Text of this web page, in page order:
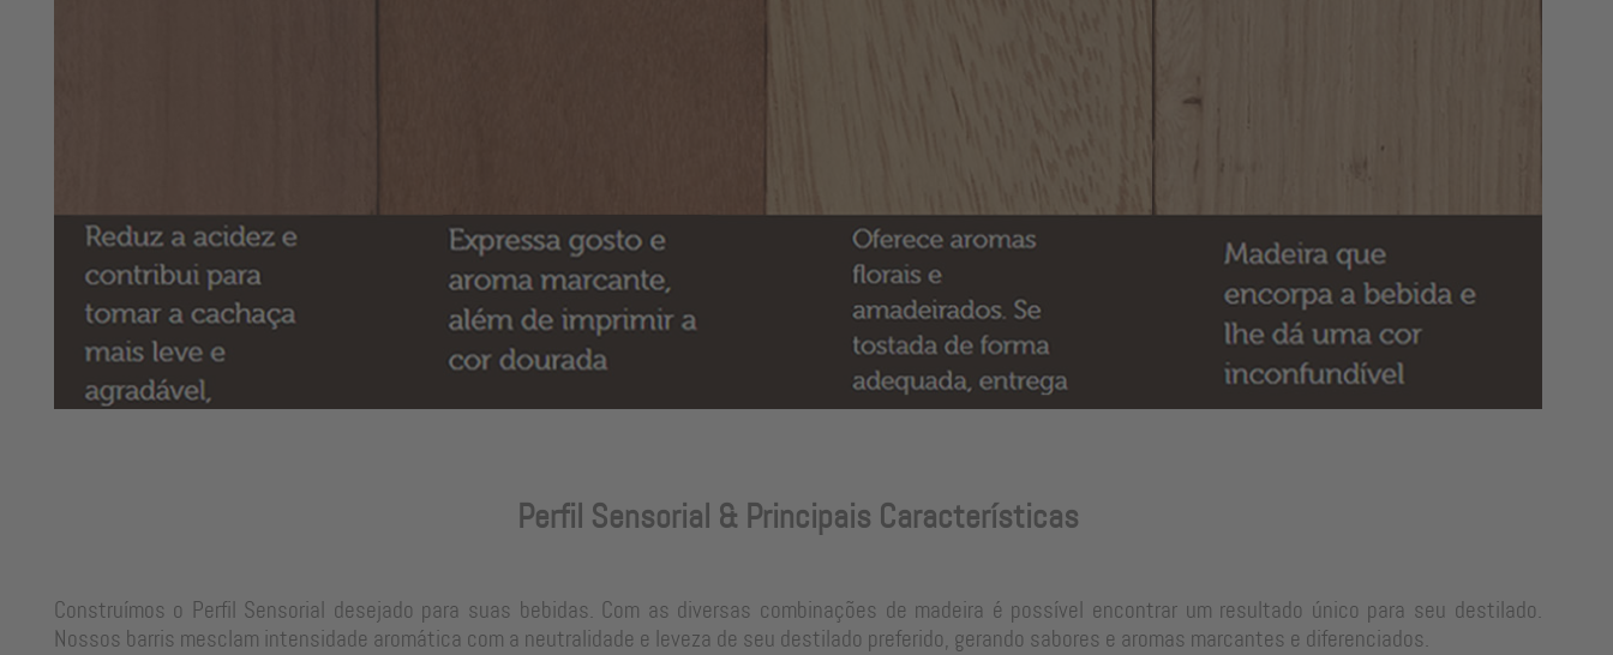
Perfil Sensorial & Principais Características
Construímos o Perfil Sensorial desejado para suas bebidas. Com as diversas combinações de madeira é possível encontrar um resultado único para seu destilado.
Nossos barris mesclam intensidade aromática com a neutralidade e leveza de seu destilado preferido, gerando sabores e aromas marcantes e diferenciados.